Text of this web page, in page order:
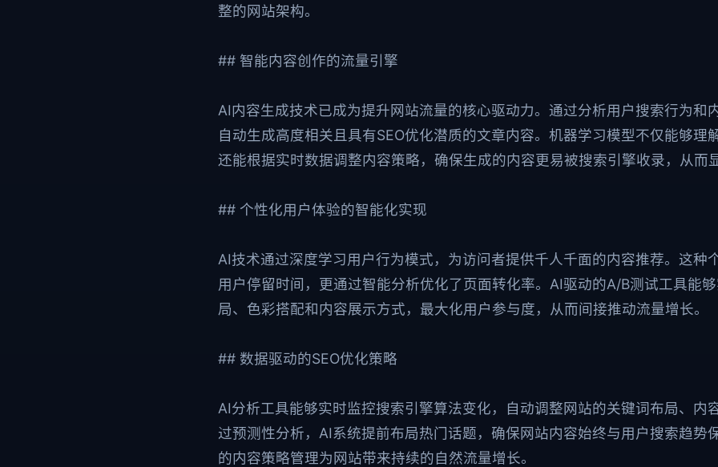
整的网站架构。
## 智能内容创作的流量引擎
AI内容生成技术已成为提升网站流量的核心驱动力。通过分析用户搜索行为和
自动生成高度相关且具有SEO优化潜质的文章内容。机器学习模型不仅能够理
还能根据实时数据调整内容策略，确保生成的内容更易被搜索引擎收录，从而
## 个性化用户体验的智能化实现
AI技术通过深度学习用户行为模式，为访问者提供千人千面的内容推荐。这种
用户停留时间，更通过智能分析优化了页面转化率。AI驱动的A/B测试工具能
局、色彩搭配和内容展示方式，最大化用户参与度，从而间接推动流量增长。
## 数据驱动的SEO优化策略
AI分析工具能够实时监控搜索引擎算法变化，自动调整网站的关键词布局、内
过预测性分析，AI系统提前布局热门话题，确保网站内容始终与用户搜索趋势
的内容策略管理为网站带来持续的自然流量增长。